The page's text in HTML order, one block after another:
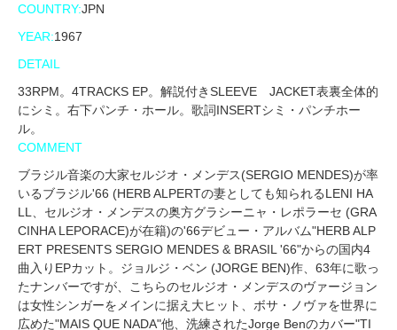
COUNTRY:JPN
YEAR:1967
DETAIL
33RPM。4TRACKS EP。解説付きSLEEVE JACKET表裏全体的
にシミ。右下パンチ・ホール。歌詞INSERTシミ・パンチホー
ル。
COMMENT
ブラジル音楽の大家セルジオ・メンデス(SERGIO MENDES)が率
いるブラジル'66 (HERB ALPERTの妻としても知られるLENI HA
LL、セルジオ・メンデスの奥方グラシーニャ・レポラーセ (GRA
CINHA LEPORACE)が在籍)の'66デビュー・アルバム"HERB ALP
ERT PRESENTS SERGIO MENDES & BRASIL '66"からの国内4
曲入りEPカット。ジョルジ・ベン (JORGE BEN)作、63年に歌っ
たナンバーですが、こちらのセルジオ・メンデスのヴァージョン
は女性シンガーをメインに据え大ヒット、ボサ・ノヴァを世界に
広めた"MAIS QUE NADA"他、洗練されたJorge Benのカバー"TI